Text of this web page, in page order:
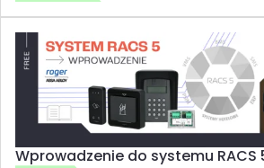
Wprowadzenie do systemu RACS